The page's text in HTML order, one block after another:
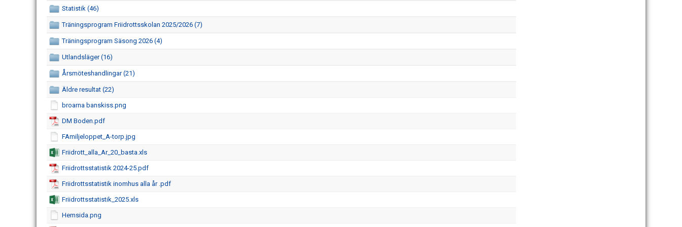
Statistik (46)
Träningsprogram Friidrottsskolan 2025/2026 (7)
Träningsprogram Säsong 2026 (4)
Utlandsläger (16)
Årsmöteshandlingar (21)
Äldre resultat (22)
broarna banskiss.png
DM Boden.pdf
FAmiljeloppet_A-torp.jpg
Friidrott_alla_Ar_20_basta.xls
Friidrottsstatistik 2024-25.pdf
Friidrottsstatistik inomhus alla år .pdf
Friidrottsstatistik_2025.xls
Hemsida.png